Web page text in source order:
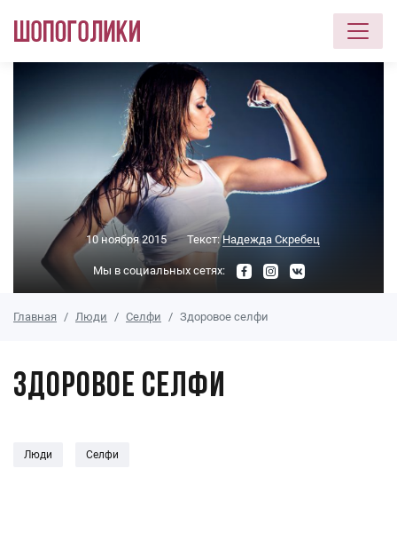
Перейти к основному содержанию
10 ноября 2015 Текст:Надежда Скребец
Мы в социальных сетях:
Главная Люди Селфи Здоровое селфи
Здоровое селфи
Люди Селфи